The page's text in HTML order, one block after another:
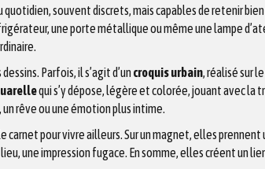
souvent discrets, mais capables de retenir
une porte métallique ou même une lampe
Parfois, il s’agit d’uncroquis urbain, réalisé sur
qui s’y dépose, légère et colorée, jouant avec la
un rêve ou une émotion plus intime.
carnet pour vivre ailleurs. Sur un magnet, elles
une impression fugace. En somme, elles créent un